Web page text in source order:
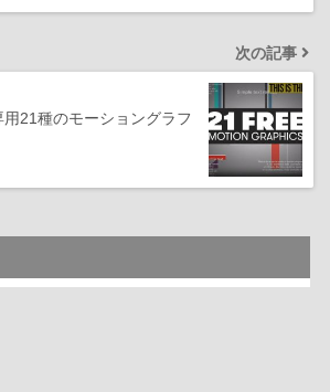
次の記事
用21種のモーショングラフ